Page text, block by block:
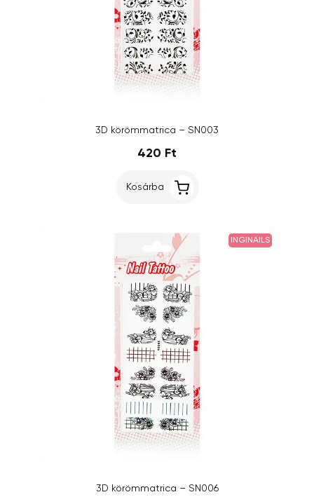
3D körömmatrica – SN003
420 Ft
Kosárba
INGINAILS
3D körömmatrica – SN006